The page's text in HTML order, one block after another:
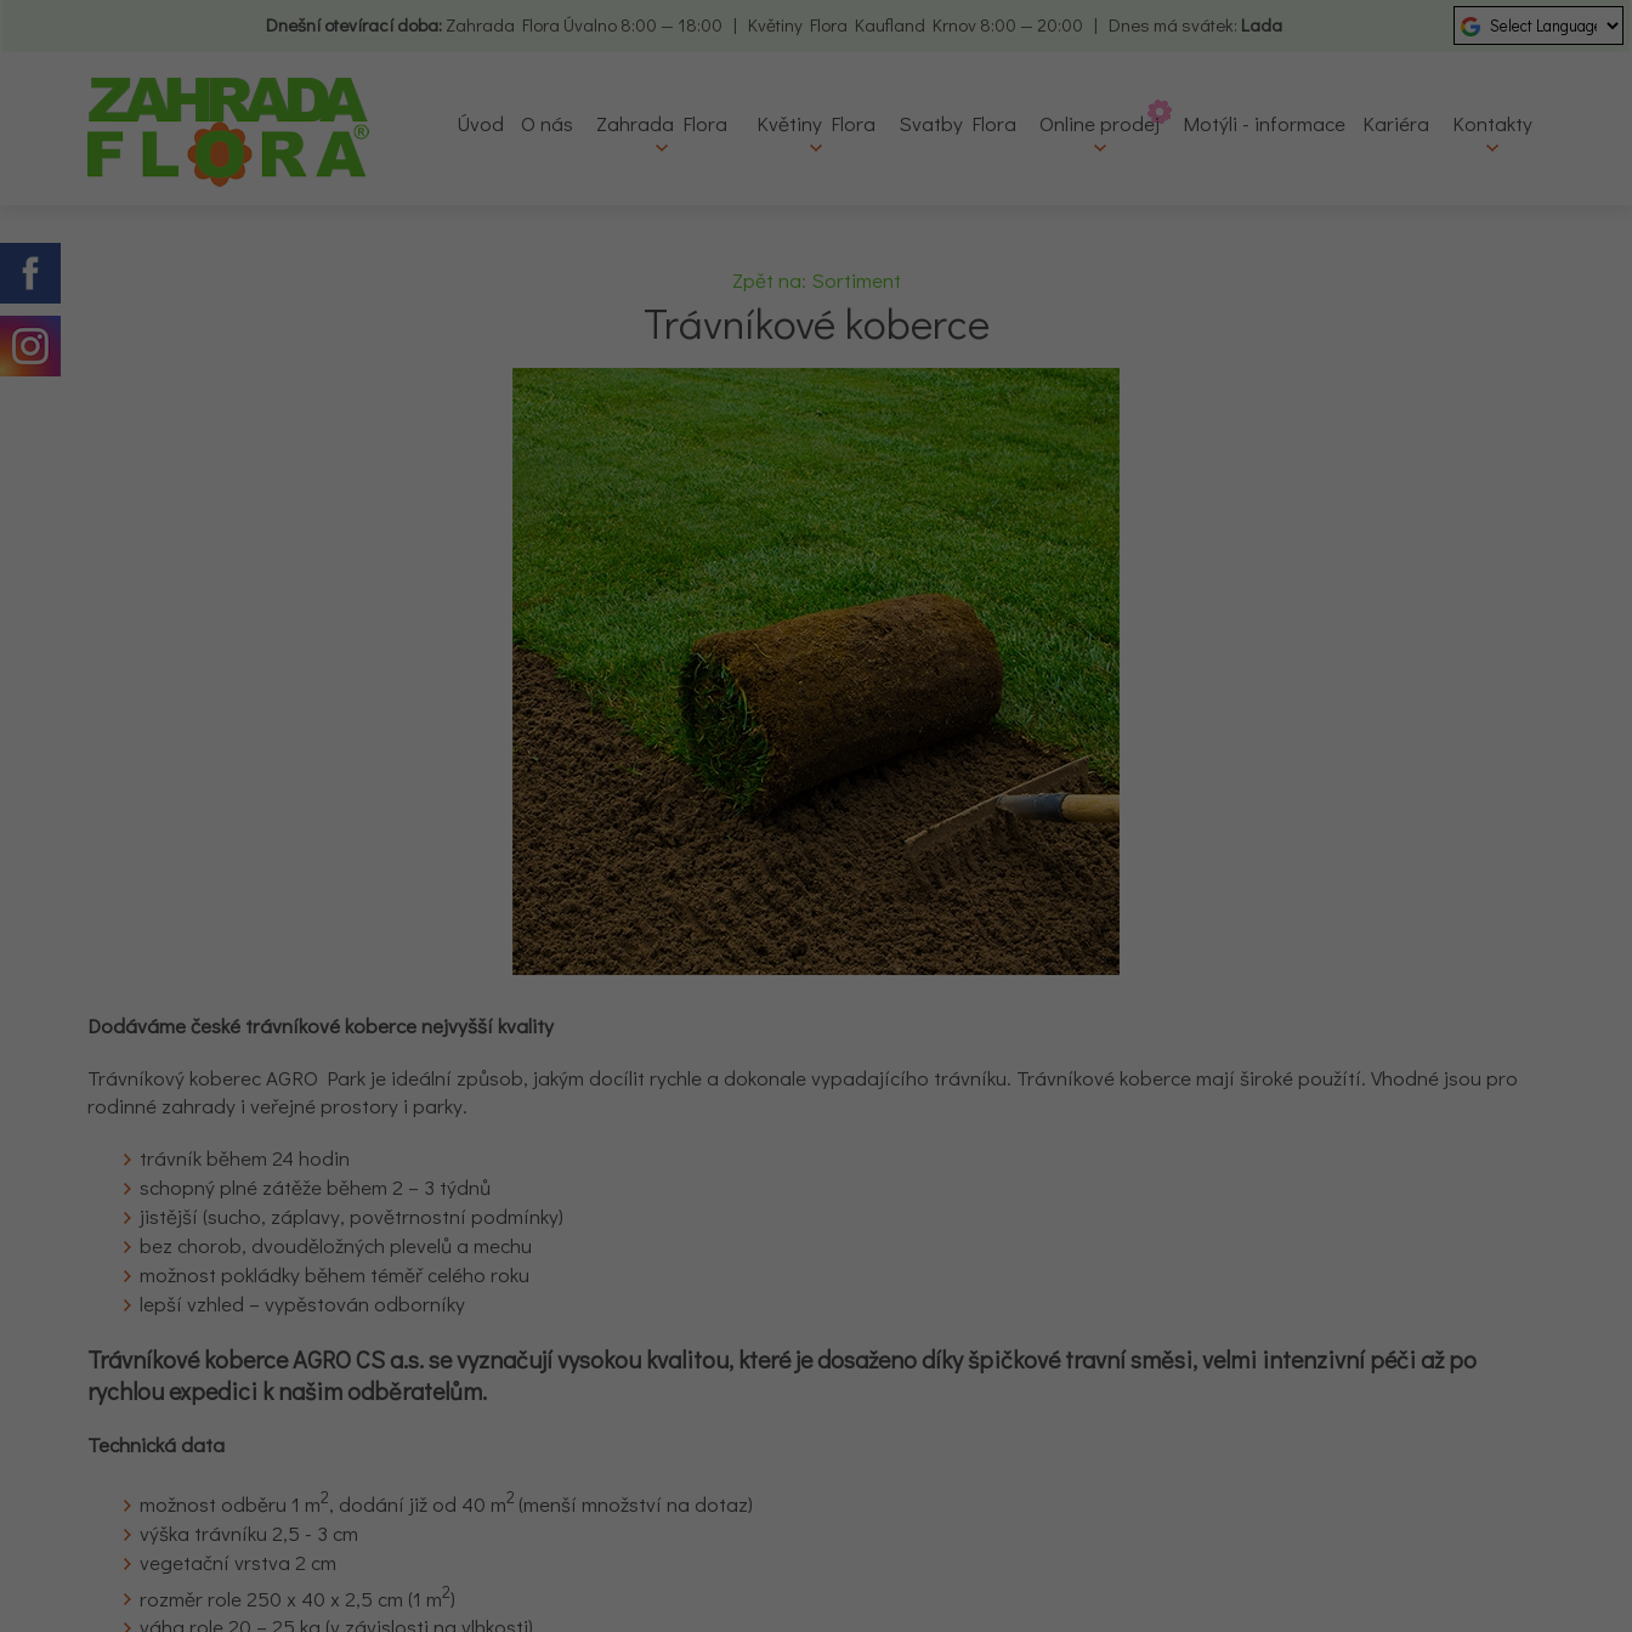
Dnešní otevírací doba: Zahrada Flora Úvalno 8:00 — 18:00 | Květiny Flora Kaufland Krnov 8:00 — 20:00 | Dnes má svátek: Lada
Úvod O nás Zahrada Flora Květiny Flora Svatby Flora Online prodej Motýli - informace Kariéra Kontakty
Zpět na: Sortiment
Trávníkové koberce
Dodáváme české trávníkové koberce nejvyšší kvality
Trávníkový koberec AGRO Park je ideální způsob, jakým docílit rychle a dokonale vypadajícího trávníku. Trávníkové koberce mají široké použítí. Vhodné jsou pro
rodinné zahrady i veřejné prostory i parky.
trávník během 24 hodin
schopný plné zátěže během 2 – 3 týdnů
jistější (sucho, záplavy, povětrnostní podmínky)
bez chorob, dvouděložných plevelů a mechu
možnost pokládky během téměř celého roku
lepší vzhled – vypěstován odborníky
Trávníkové koberce AGRO CS a.s. se vyznačují vysokou kvalitou, které je dosaženo díky špičkové travní směsi, velmi intenzivní péči až po
rychlou expedici k našim odběratelům.
Technická data
možnost odběru 1 m2, dodání již od 40 m2 (menší množství na dotaz)
výška trávníku 2,5 - 3 cm
vegetační vrstva 2 cm
rozměr role 250 x 40 x 2,5 cm (1 m2)